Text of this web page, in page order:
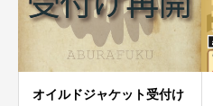
オイルドジャケット受付け